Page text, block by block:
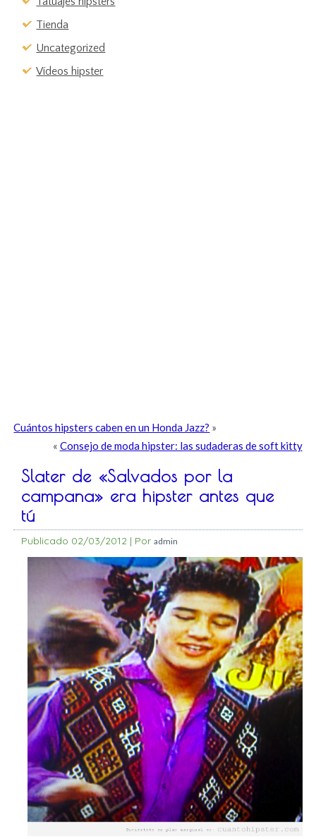
Tienda
Uncategorized
Vídeos hipster
Cuántos hipsters caben en un Honda Jazz? »
« Consejo de moda hipster: las sudaderas de soft kitty
Slater de «Salvados por la
campana» era hipster antes que
tú
Publicado 02/03/2012 | Por admin